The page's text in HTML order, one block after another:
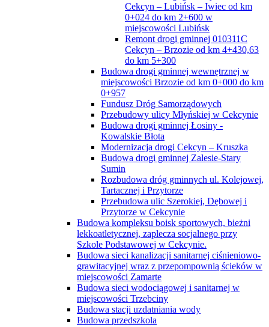
Cekcyn – Lubińsk – Iwiec od km
0+024 do km 2+600 w
miejscowości Lubińsk
Remont drogi gminnej 010311C
Cekcyn – Brzozie od km 4+430,63
do km 5+300
Budowa drogi gminnej wewnętrznej w
miejscowości Brzozie od km 0+000 do km
0+957
Fundusz Dróg Samorządowych
Przebudowy ulicy Młyńskiej w Cekcynie
Budowa drogi gminnej Łosiny -
Kowalskie Błota
Modernizacja drogi Cekcyn – Kruszka
Budowa drogi gminnej Zalesie-Stary
Sumin
Rozbudowa dróg gminnych ul. Kolejowej,
Tartacznej i Przytorze
Przebudowa ulic Szerokiej, Dębowej i
Przytorze w Cekcynie
Budowa kompleksu boisk sportowych, bieżni
lekkoatletycznej, zaplecza socjalnego przy
Szkole Podstawowej w Cekcynie.
Budowa sieci kanalizacji sanitarnej ciśnieniowo-
grawitacyjnej wraz z przepompownią ścieków w
miejscowości Zamarte
Budowa sieci wodociągowej i sanitarnej w
miejscowości Trzebciny
Budowa stacji uzdatniania wody
Budowa przedszkola